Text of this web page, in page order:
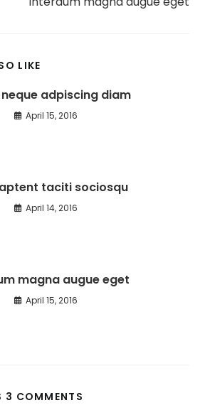
LIKE
adpiscing diam
April 15, 2016
taciti sociosqu
April 14, 2016
magna augue eget
April 15, 2016
3 COMMENTS